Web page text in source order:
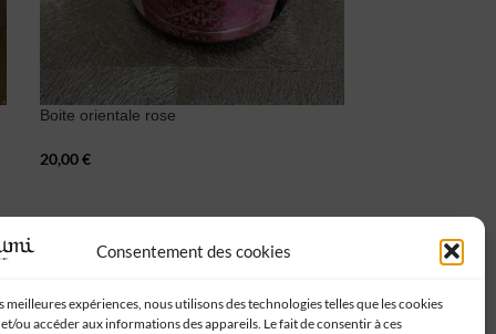
Consentement des cookies
meilleures expériences, nous utilisons des technologies telles que les cookies
ou accéder aux informations des appareils. Le fait de consentir à ces
Boite orientale rose
20,00€
20,00€ 15,00€
Suivez-nous :